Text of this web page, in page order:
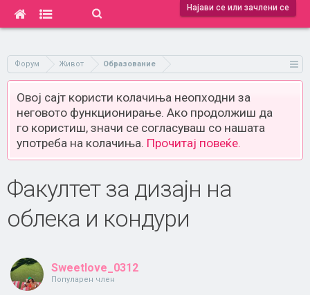
Најави се или зачлени се
Форум Живот Образование
Овој сајт користи колачиња неопходни за
неговото функционирање. Ако продолжиш да
го користиш, значи се согласуваш со нашата
употреба на колачиња. Прочитај повеќе.
Факултет за дизајн на
облека и кондури
Sweetlove_0312
Популарен член